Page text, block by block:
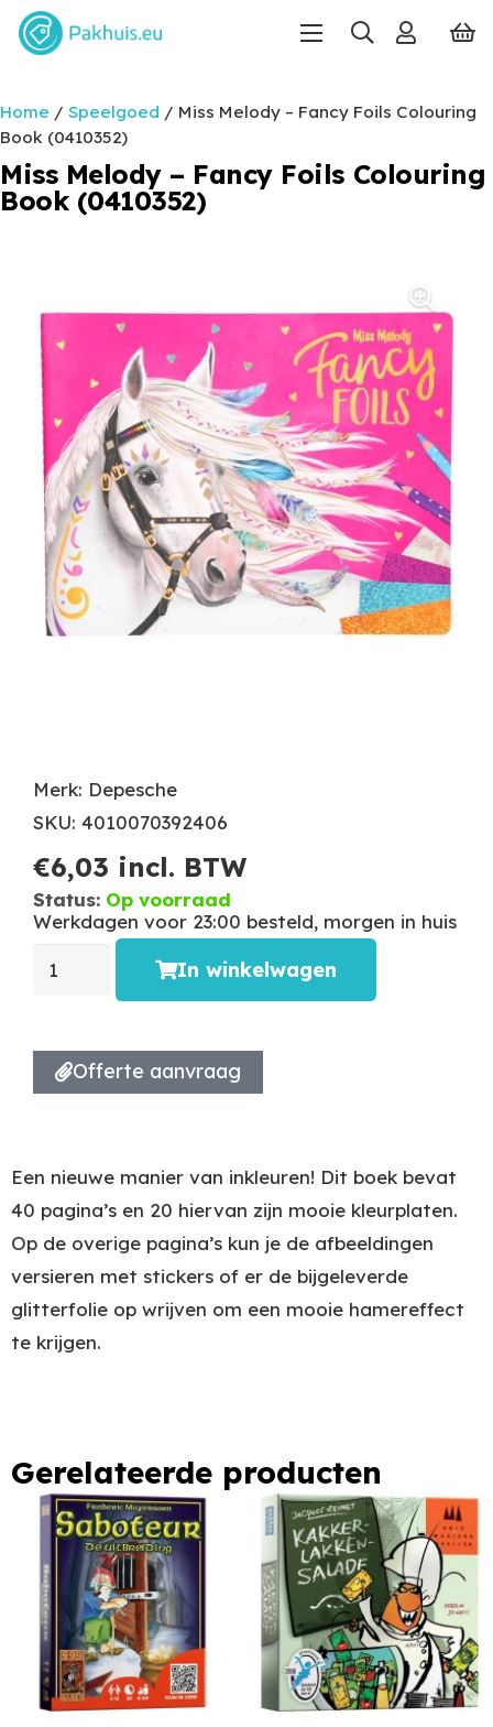
Home / Speelgoed / Miss Melody – Fancy Foils Colouring
Book (0410352)
Miss Melody – Fancy Foils Colouring
Book (0410352)
Merk: Depesche
SKU: 4010070392406
€6,03 incl. BTW
Status: Op voorraad
Werkdagen voor 23:00 besteld, morgen in huis
In winkelwagen
Offerte aanvraag
Een nieuwe manier van inkleuren! Dit boek bevat
40 pagina’s en 20 hiervan zijn mooie kleurplaten.
Op de overige pagina’s kun je de afbeeldingen
versieren met stickers of er de bijgeleverde
glitterfolie op wrijven om een mooie hamereffect
te krijgen.
Gerelateerde producten